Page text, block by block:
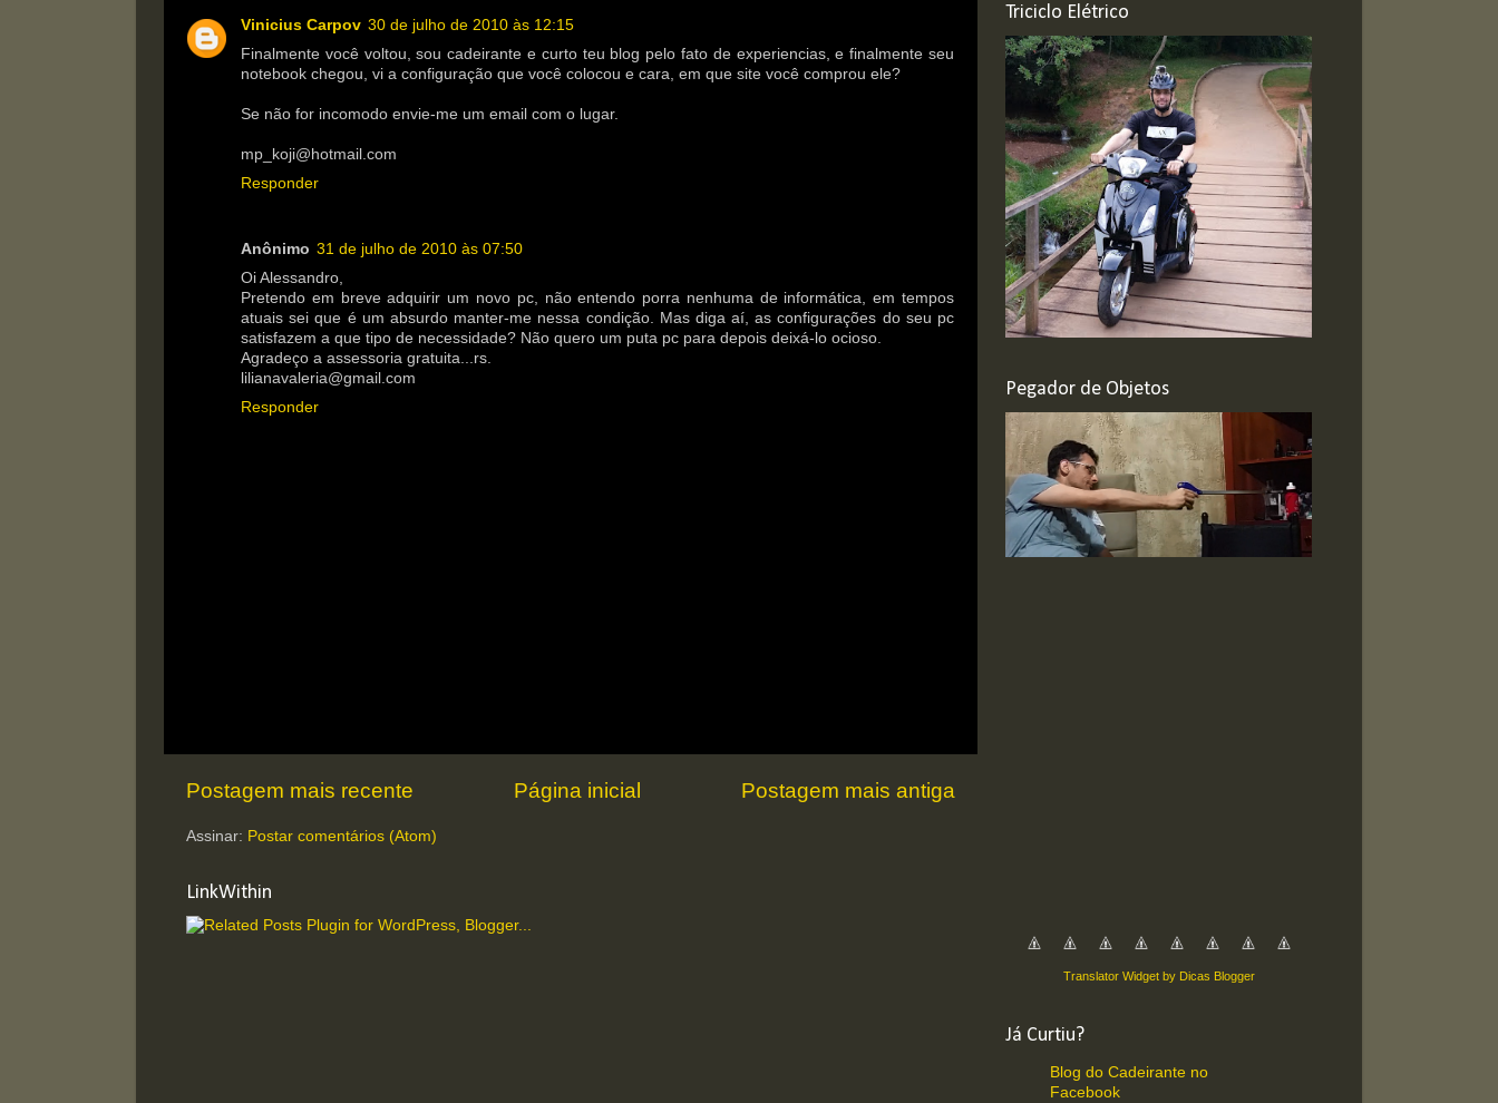
Vinicius Carpov 30 de julho de 2010 às 12:15
Finalmente você voltou, sou cadeirante e curto teu blog pelo fato de experiencias, e finalmente seu
notebook chegou, vi a configuração que você colocou e cara, em que site você comprou ele?
Se não for incomodo envie-me um email com o lugar.
mp_koji@hotmail.com
Responder
Anônimo 31 de julho de 2010 às 07:50
Oi Alessandro,
Pretendo em breve adquirir um novo pc, não entendo porra nenhuma de informática, em tempos
atuais sei que é um absurdo manter-me nessa condição. Mas diga aí, as configurações do seu pc
satisfazem a que tipo de necessidade? Não quero um puta pc para depois deixá-lo ocioso.
Agradeço a assessoria gratuita...rs.
lilianavaleria@gmail.com
Responder
Postagem mais recente Postagem mais antiga
Página inicial
Assinar: Postar comentários (Atom)
LinkWithin
Triciclo Elétrico
Pegador de Objetos
Translator Widget by Dicas Blogger
Já Curtiu?
Blog do Cadeirante no
Facebook